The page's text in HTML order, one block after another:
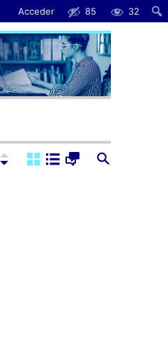
Acceder 85 32
Ordenar:Descendente